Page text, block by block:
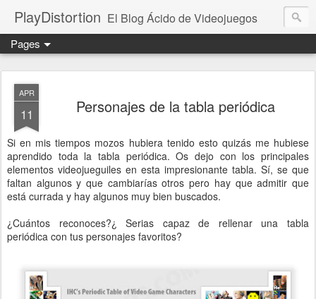
PlayDistortion El Blog Ácido de Videojuegos
Pages
APR
11 Personajes de la tabla periódica
Si en mis tiempos mozos hubiera tenido esto quizás me hubiese
aprendido toda la tabla periódica. Os dejo con los principales
elementos videojueguiles en esta impresionante tabla. Sí, se que
faltan algunos y que cambiarías otros pero hay que admitir que
está currada y hay algunos muy bien buscados.
¿Cuántos reconoces?¿ Serias capaz de rellenar una tabla
periódica con tus personajes favoritos?